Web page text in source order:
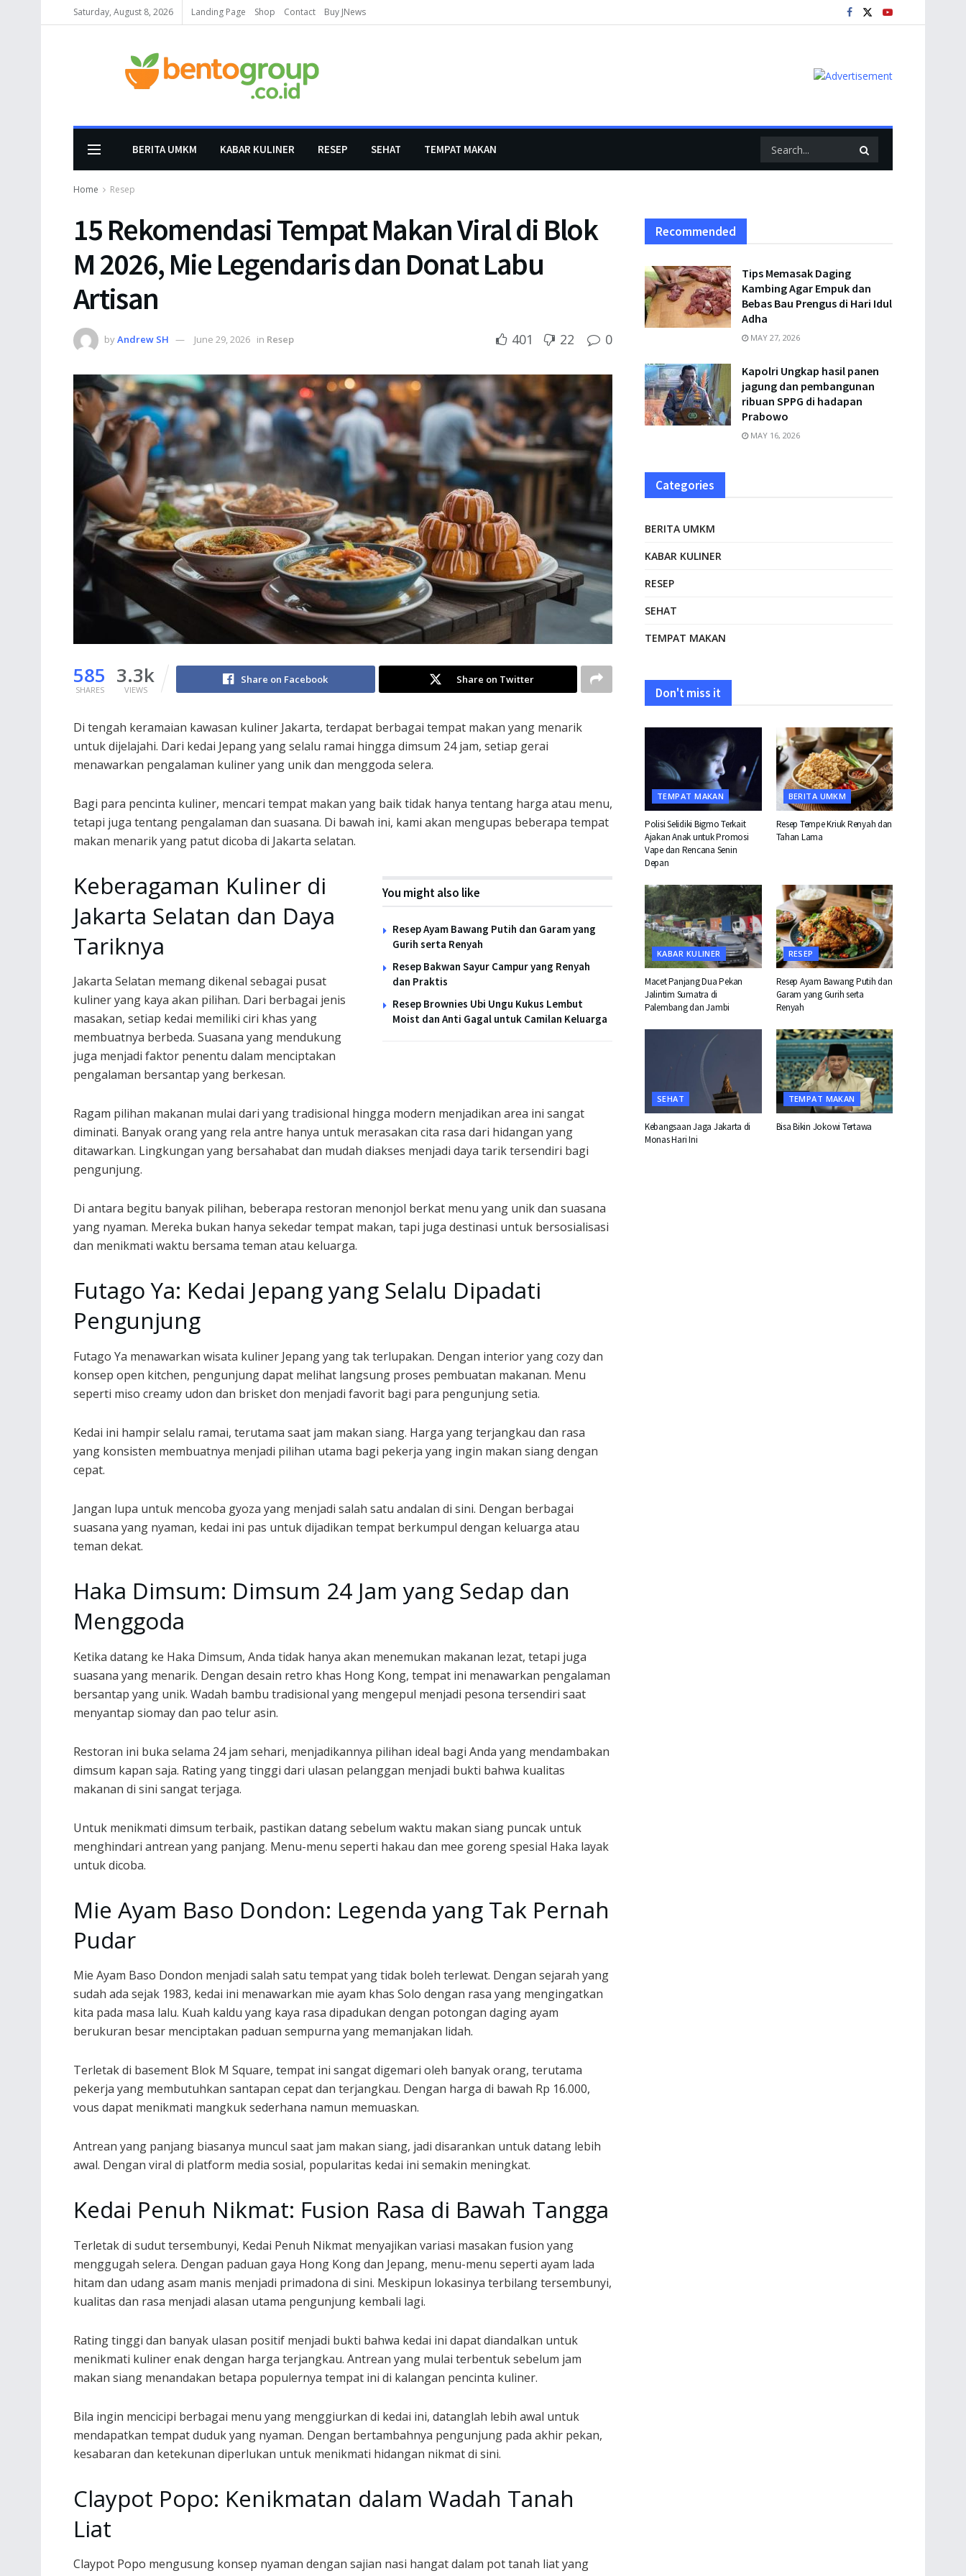
Saturday, August 8, 2026 Landing Page Shop Contact Buy JNews
BERITA UMKM KABAR KULINER RESEP SEHAT TEMPAT MAKAN
Home Resep
15 Rekomendasi Tempat Makan Viral di Blok
M 2026, Mie Legendaris dan Donat Labu
Artisan
byAndrew SH June 29, 2026 in Resep 401 22 0
585
SHARES
3.3k
VIEWS
Share on Facebook Share on Twitter
Di tengah keramaian kawasan kuliner Jakarta, terdapat berbagai tempat makan yang menarik
untuk dijelajahi. Dari kedai Jepang yang selalu ramai hingga dimsum 24 jam, setiap gerai
menawarkan pengalaman kuliner yang unik dan menggoda selera.
Bagi para pencinta kuliner, mencari tempat makan yang baik tidak hanya tentang harga atau menu,
tetapi juga tentang pengalaman dan suasana. Di bawah ini, kami akan mengupas beberapa tempat
makan menarik yang patut dicoba di Jakarta selatan.
You might also like
Resep Ayam Bawang Putih dan Garam yang
Gurih serta Renyah
Resep Bakwan Sayur Campur yang Renyah
dan Praktis
Resep Brownies Ubi Ungu Kukus Lembut
Moist dan Anti Gagal untuk Camilan Keluarga
Keberagaman Kuliner di
Jakarta Selatan dan Daya
Tariknya
Jakarta Selatan memang dikenal sebagai pusat
kuliner yang kaya akan pilihan. Dari berbagai jenis
masakan, setiap kedai memiliki ciri khas yang
membuatnya berbeda. Suasana yang mendukung
juga menjadi faktor penentu dalam menciptakan
pengalaman bersantap yang berkesan.
Ragam pilihan makanan mulai dari yang tradisional hingga modern menjadikan area ini sangat
diminati. Banyak orang yang rela antre hanya untuk merasakan cita rasa dari hidangan yang
ditawarkan. Lingkungan yang bersahabat dan mudah diakses menjadi daya tarik tersendiri bagi
pengunjung.
Di antara begitu banyak pilihan, beberapa restoran menonjol berkat menu yang unik dan suasana
yang nyaman. Mereka bukan hanya sekedar tempat makan, tapi juga destinasi untuk bersosialisasi
dan menikmati waktu bersama teman atau keluarga.
Futago Ya: Kedai Jepang yang Selalu Dipadati
Pengunjung
Futago Ya menawarkan wisata kuliner Jepang yang tak terlupakan. Dengan interior yang cozy dan
konsep open kitchen, pengunjung dapat melihat langsung proses pembuatan makanan. Menu
seperti miso creamy udon dan brisket don menjadi favorit bagi para pengunjung setia.
Kedai ini hampir selalu ramai, terutama saat jam makan siang. Harga yang terjangkau dan rasa
yang konsisten membuatnya menjadi pilihan utama bagi pekerja yang ingin makan siang dengan
cepat.
Jangan lupa untuk mencoba gyoza yang menjadi salah satu andalan di sini. Dengan berbagai
suasana yang nyaman, kedai ini pas untuk dijadikan tempat berkumpul dengan keluarga atau
teman dekat.
Haka Dimsum: Dimsum 24 Jam yang Sedap dan
Menggoda
Ketika datang ke Haka Dimsum, Anda tidak hanya akan menemukan makanan lezat, tetapi juga
suasana yang menarik. Dengan desain retro khas Hong Kong, tempat ini menawarkan pengalaman
bersantap yang unik. Wadah bambu tradisional yang mengepul menjadi pesona tersendiri saat
menyantap siomay dan pao telur asin.
Restoran ini buka selama 24 jam sehari, menjadikannya pilihan ideal bagi Anda yang mendambakan
dimsum kapan saja. Rating yang tinggi dari ulasan pelanggan menjadi bukti bahwa kualitas
makanan di sini sangat terjaga.
Untuk menikmati dimsum terbaik, pastikan datang sebelum waktu makan siang puncak untuk
menghindari antrean yang panjang. Menu-menu seperti hakau dan mee goreng spesial Haka layak
untuk dicoba.
Mie Ayam Baso Dondon: Legenda yang Tak Pernah
Pudar
Mie Ayam Baso Dondon menjadi salah satu tempat yang tidak boleh terlewat. Dengan sejarah yang
sudah ada sejak 1983, kedai ini menawarkan mie ayam khas Solo dengan rasa yang mengingatkan
kita pada masa lalu. Kuah kaldu yang kaya rasa dipadukan dengan potongan daging ayam
berukuran besar menciptakan paduan sempurna yang memanjakan lidah.
Terletak di basement Blok M Square, tempat ini sangat digemari oleh banyak orang, terutama
pekerja yang membutuhkan santapan cepat dan terjangkau. Dengan harga di bawah Rp 16.000,
vous dapat menikmati mangkuk sederhana namun memuaskan.
Antrean yang panjang biasanya muncul saat jam makan siang, jadi disarankan untuk datang lebih
awal. Dengan viral di platform media sosial, popularitas kedai ini semakin meningkat.
Kedai Penuh Nikmat: Fusion Rasa di Bawah Tangga
Terletak di sudut tersembunyi, Kedai Penuh Nikmat menyajikan variasi masakan fusion yang
menggugah selera. Dengan paduan gaya Hong Kong dan Jepang, menu-menu seperti ayam lada
hitam dan udang asam manis menjadi primadona di sini. Meskipun lokasinya terbilang tersembunyi,
kualitas dan rasa menjadi alasan utama pengunjung kembali lagi.
Rating tinggi dan banyak ulasan positif menjadi bukti bahwa kedai ini dapat diandalkan untuk
menikmati kuliner enak dengan harga terjangkau. Antrean yang mulai terbentuk sebelum jam
makan siang menandakan betapa populernya tempat ini di kalangan pencinta kuliner.
Bila ingin mencicipi berbagai menu yang menggiurkan di kedai ini, datanglah lebih awal untuk
mendapatkan tempat duduk yang nyaman. Dengan bertambahnya pengunjung pada akhir pekan,
kesabaran dan ketekunan diperlukan untuk menikmati hidangan nikmat di sini.
Claypot Popo: Kenikmatan dalam Wadah Tanah
Liat
Claypot Popo mengusung konsep nyaman dengan sajian nasi hangat dalam pot tanah liat yang
Recommended
Tips Memasak Daging
Kambing Agar Empuk dan
Bebas Bau Prengus di Hari Idul
Adha
MAY 27, 2026
Kapolri Ungkap hasil panen
jagung dan pembangunan
ribuan SPPG di hadapan
Prabowo
MAY 16, 2026
Categories
BERITA UMKM
KABAR KULINER
RESEP
SEHAT
TEMPAT MAKAN
Don't miss it
TEMPAT MAKAN
Polisi Selidiki Bigmo Terkait
Ajakan Anak untuk Promosi
Vape dan Rencana Senin
Depan
BERITA UMKM
Resep Tempe Kriuk Renyah dan
Tahan Lama
KABAR KULINER
Macet Panjang Dua Pekan
Jalintim Sumatra di
Palembang dan Jambi
RESEP
Resep Ayam Bawang Putih dan
Garam yang Gurih serta
Renyah
SEHAT
Kebangsaan Jaga Jakarta di
Monas Hari Ini
TEMPAT MAKAN
Bisa Bikin Jokowi Tertawa